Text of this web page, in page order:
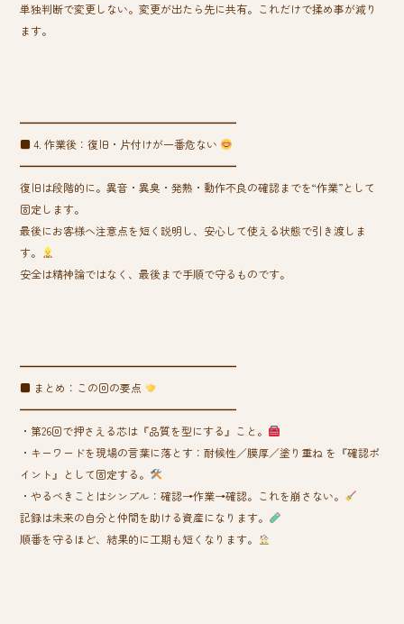
単独判断で変更しない。変更が出たら先に共有。これだけで揉め事が減り
ます。
━━━━━━━━━━━━━━━━━━━━
■ 4. 作業後：復旧・片付けが一番危ない
━━━━━━━━━━━━━━━━━━━━
復旧は段階的に。異音・異臭・発熱・動作不良の確認までを“作業”として
固定します。
最後にお客様へ注意点を短く説明し、安心して使える状態で引き渡しま
す。
安全は精神論ではなく、最後まで手順で守るものです。
━━━━━━━━━━━━━━━━━━━━
■ まとめ：この回の要点
━━━━━━━━━━━━━━━━━━━━
・第26回で押さえる芯は『品質を型にする』こと。
・キーワードを現場の言葉に落とす：耐候性／膜厚／塗り重ね を『確認ポ
イント』として固定する。
・やるべきことはシンプル：確認→作業→確認。これを崩さない。
記録は未来の自分と仲間を助ける資産になります。
順番を守るほど、結果的に工期も短くなります。